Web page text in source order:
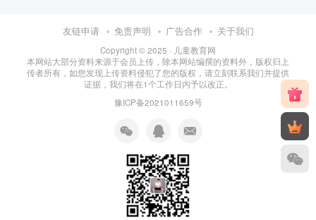
友链申请 免责声明 广告合作 关于我们
Copyright © 2025 · 儿童教育网
本网站大部分资料来源于会员上传，除本网站编撰的资料外，版权归上
传者所有，如您发现上传资料侵犯了您的版权，请立刻联系我们并提供
证据，我们将在1个工作日内予以改正。
豫ICP备2021011659号